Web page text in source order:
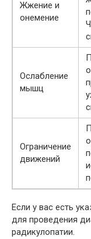
Жжение и
онемение
Ослабление
мышц
Ограничение
движений
Если у вас есть
для проведения
радикулопатии.